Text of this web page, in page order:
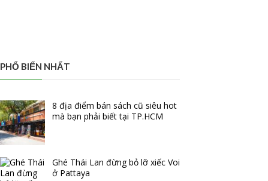
PHỔ BIẾN NHẤT
8 địa điểm bán sách cũ siêu hot
mà bạn phải biết tại TP.HCM
Ghé Thái Lan đừng bỏ lỡ xiếc Voi
ở Pattaya